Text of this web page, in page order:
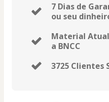
7 Dias de
ou seu
Material
a BNCC
3725 Clientes